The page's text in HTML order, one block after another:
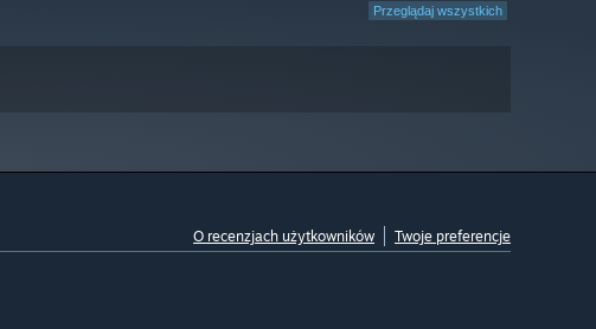
Przeglądaj wszystkich
O recenzjach użytkowników Twoje preferencje